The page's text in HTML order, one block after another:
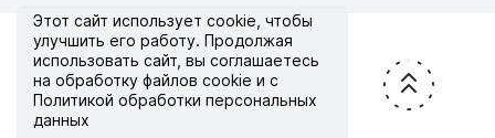
Этот сайт использует cookie , чтобы
улучшить его работу. Продолжая
использовать сайт, вы соглашаетесь
на обработку файлов cookie и с
Политикой обработки персональных
данных